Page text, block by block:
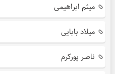
میثم ابراهیمی
میلاد بابایی
ناصر پورکرم